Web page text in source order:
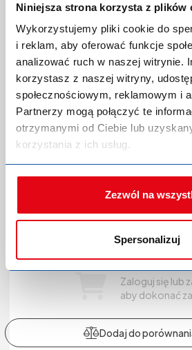
Niniejsza strona korzysta z plików
Wykorzystujemy pliki cookie do
i reklam, aby oferować funkcje
analizować ruch w naszej witrynie.
korzystasz z naszej witryny,
społecznościowym, reklamowym i
Partnerzy mogą połączyć te
otrzymanymi od Ciebie lub
korzystania z ich usług.
Zezwól na
Spersonalizuj
Taśma aluminiowa Blue
Kod produktu: P-0150850
Producent: XL TAPE
Marka:Blue Dolphin
Indeks producenta:AT22_06011
EAN:5907758506011
Kategoria:Taśmy do łączenia i napraw
Zaloguj się lub
aby dokonać